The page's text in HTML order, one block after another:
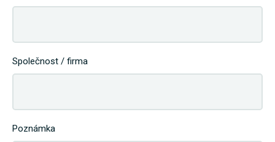
Společnost / firma
Poznámka